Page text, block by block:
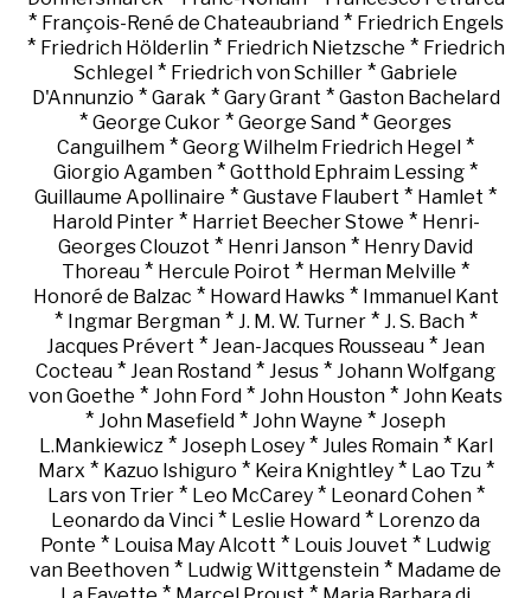
* François-René de Chateaubriand* Friedrich Engels
* Friedrich Hölderlin* Friedrich Nietzsche * Friedrich
Schlegel * Friedrich von Schiller * Gabriele
D'Annunzio * Garak * Gary Grant * Gaston Bachelard
* George Cukor * George Sand * Georges
Canguilhem * Georg Wilhelm Friedrich Hegel *
Giorgio Agamben * Gotthold Ephraim Lessing *
Guillaume Apollinaire * Gustave Flaubert * Hamlet *
Harold Pinter* Harriet Beecher Stowe * Henri-
Georges Clouzot * Henri Janson * Henry David
Thoreau * Hercule Poirot * Herman Melville *
Honoré de Balzac * Howard Hawks* Immanuel Kant
* Ingmar Bergman* J. M. W. Turner* J. S. Bach*
Jacques Prévert * Jean-Jacques Rousseau * Jean
Cocteau * Jean Rostand * Jesus * Johann Wolfgang
von Goethe * John Ford * John Houston * John Keats
* John Masefield * John Wayne * Joseph
L.Mankiewicz* Joseph Losey* Jules Romain* Karl
Marx * Kazuo Ishiguro * Keira Knightley* Lao Tzu*
Lars von Trier* Leo McCarey* Leonard Cohen*
Leonardo da Vinci * Leslie Howard * Lorenzo da
Ponte * Louisa May Alcott * Louis Jouvet * Ludwig
van Beethoven * Ludwig Wittgenstein * Madame de